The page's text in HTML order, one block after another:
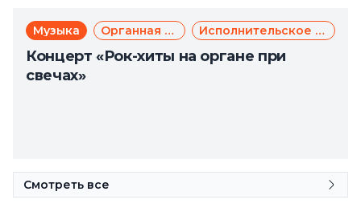
Музыка Органная музыка Исполнительское искусство
Концерт «Рок-хиты на органе при
свечах»
Смотреть все